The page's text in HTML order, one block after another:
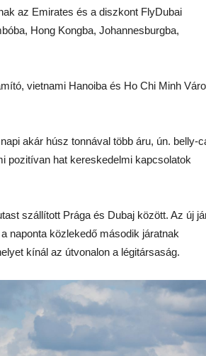
az Emirates és a diszkont FlyDubai
Hong Kongba, Johannesburgba,
vietnami Hanoiba és Ho Chi Minh
akár húsz tonnával több áru, ún. belly-
pozitívan hat kereskedelmi kapcsolatok
szállított Prága és Dubaj között. Az új
naponta közlekedő második járatnak
kínál az útvonalon a légitársaság.